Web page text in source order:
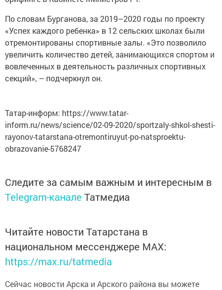
«Успех каждого ребенка» в 12 сельских школах были
отремонтированы спортивные залы. «Это позволило
увеличить количество детей, занимающихся спортом и
вовлеченных в деятельность различных спортивных
секций», – подчеркнул он.
inform.ru/news/science/02-09-2020/sportzaly-shkol-shesti-
rayonov-tatarstana-otremontiruyut-po-natsproektu-
obrazovanie-5768247
Telegram-каналеТатмедиа
национальном мессенджере MАХ:
https://max.ru/tatmedia
узнать и в нашемTelegram-канале